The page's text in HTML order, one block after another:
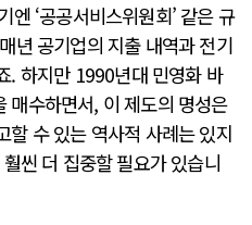
‘공공서비스위원회’ 같은 규
년 공기업의 지출 내역과 전기
. 하지만 1990년대 민영화 바
매수하면서, 이 제도의 명성은
할 수 있는 역사적 사례는 있지
씬 더 집중할 필요가 있습니